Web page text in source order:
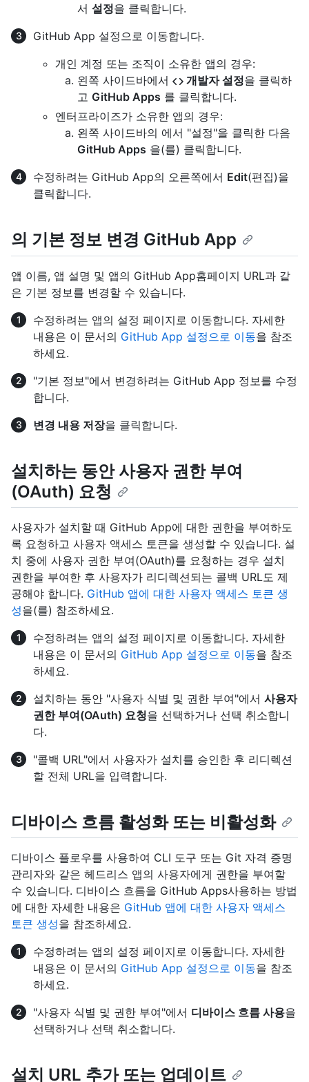
서 설정을 클릭합니다.
GitHub App 설정으로 이동합니다.
개인 계정 또는 조직이 소유한 앱의 경우:
왼쪽 사이드바에서
개발자 설정을 클릭하
고 GitHub Apps 를 클릭합니다.
엔터프라이즈가 소유한 앱의 경우:
왼쪽 사이드바의 에서 "설정"을 클릭한 다음
GitHub Apps 을(를) 클릭합니다.
수정하려는 GitHub App의 오른쪽에서 Edit(편집)을
클릭합니다.
의 기본 정보 변경 GitHub App
앱 이름, 앱 설명 및 앱의 GitHub App홈페이지 URL과 같
은 기본 정보를 변경할 수 있습니다.
수정하려는 앱의 설정 페이지로 이동합니다. 자세한
내용은 이 문서의 GitHub App 설정으로 이동을 참조
하세요.
"기본 정보"에서 변경하려는 GitHub App 정보를 수정
합니다.
변경 내용 저장을 클릭합니다.
설치하는 동안 사용자 권한 부여
(OAuth) 요청
사용자가 설치할 때 GitHub App에 대한 권한을 부여하도
록 요청하고 사용자 액세스 토큰을 생성할 수 있습니다. 설
치 중에 사용자 권한 부여(OAuth)를 요청하는 경우 설치
권한을 부여한 후 사용자가 리디렉션되는 콜백 URL도 제
공해야 합니다. GitHub 앱에 대한 사용자 액세스 토큰 생
성을(를) 참조하세요.
수정하려는 앱의 설정 페이지로 이동합니다. 자세한
내용은 이 문서의 GitHub App 설정으로 이동을 참조
하세요.
설치하는 동안 "사용자 식별 및 권한 부여"에서 사용자
권한 부여(OAuth) 요청을 선택하거나 선택 취소합니
다.
"콜백 URL"에서 사용자가 설치를 승인한 후 리디렉션
할 전체 URL을 입력합니다.
디바이스 흐름 활성화 또는 비활성화
디바이스 플로우를 사용하여 CLI 도구 또는 Git 자격 증명
관리자와 같은 헤드리스 앱의 사용자에게 권한을 부여할
수 있습니다. 디바이스 흐름을 GitHub Apps사용하는 방법
에 대한 자세한 내용은 GitHub 앱에 대한 사용자 액세스
토큰 생성을 참조하세요.
수정하려는 앱의 설정 페이지로 이동합니다. 자세한
내용은 이 문서의 GitHub App 설정으로 이동을 참조
하세요.
"사용자 식별 및 권한 부여"에서 디바이스 흐름 사용을
선택하거나 선택 취소합니다.
설치 URL 추가 또는 업데이트